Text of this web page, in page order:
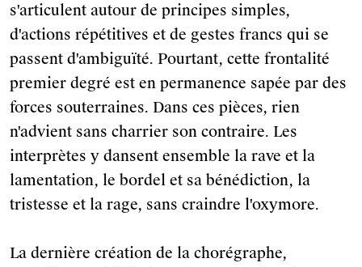
s'articulent autour de principes simples,
d'actions répétitives et de gestes francs qui se
passent d'ambiguïté. Pourtant, cette frontalité
premier degré est en permanence sapée par des
forces souterraines. Dans ces pièces, rien
n'advient sans charrier son contraire. Les
interprètes y dansent ensemble la rave et la
lamentation, le bordel et sa bénédiction, la
tristesse et la rage, sans craindre l'oxymore.
La dernière création de la chorégraphe,